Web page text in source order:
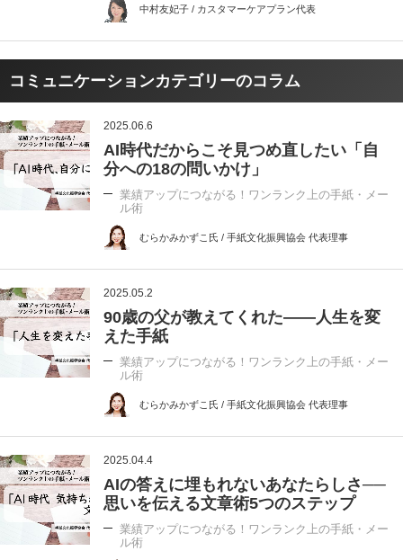
中村友妃子 / カスタマーケアプラン代表
コミュニケーションカテゴリーのコラム
2025.06.6
AI時代だからこそ見つめ直したい「自
分への18の問いかけ」
業績アップにつながる！ワンランク上の手紙・メー
ル術
むらかみかずこ氏 / 手紙文化振興協会 代表理事
2025.05.2
90歳の父が教えてくれた――人生を変
えた手紙
業績アップにつながる！ワンランク上の手紙・メー
ル術
むらかみかずこ氏 / 手紙文化振興協会 代表理事
2025.04.4
AIの答えに埋もれないあなたらしさ──
思いを伝える文章術5つのステップ
業績アップにつながる！ワンランク上の手紙・メー
ル術